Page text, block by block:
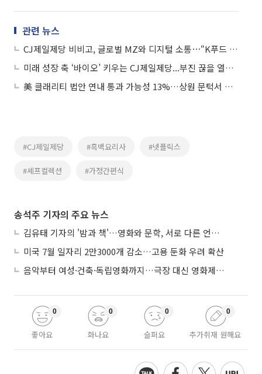
관련 뉴스
CJ제일제당 비비고, 글로벌 MZ와 디지털 소통⋯“K푸드 홍보 효과”
미래 성장 축 ‘바이오’ 키우는 CJ제일제당...부진 끊을 열쇠는 ‘고부가가치 전략’
美 클래리티 법안 연내 통과 가능성 13%…상원 문턱서 제동
#CJ제일제당 #흑백요리사 #넷플릭스
#셰프컬렉션 #가정간편식
송석주 기자의 주요 뉴스
김유태 기자의 '밤과 책'…영화와 문학, 서로 다른 언어를 읽다
미국 7월 일자리 2만3000개 감소…고용 둔화 우려 확산
음악부터 여성·건축·독립영화까지…극장 대신 영화제로 즐기는 스크린 여행
좋아요
0
화나요
0
슬퍼요
0
추가취재 원해요
0